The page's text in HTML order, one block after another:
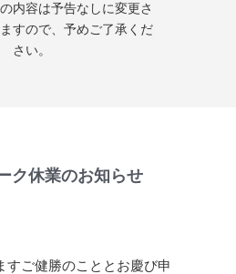
内容は予告なしに変更さ
すので、予めご了承くだ
さい。
ク休業のお知らせ
すご健勝のこととお慶び申